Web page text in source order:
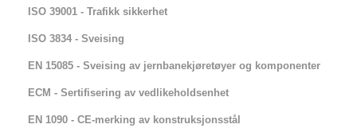
ISO 39001 - Trafikk sikkerhet
ISO 3834 - Sveising
EN 15085 - Sveising av jernbanekjøretøyer og komponenter
ECM - Sertifisering av vedlikeholdsenhet
EN 1090 - CE-merking av konstruksjonsstål